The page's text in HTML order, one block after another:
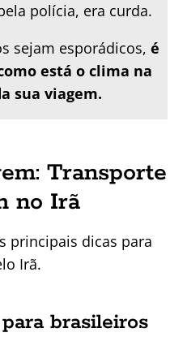
polícia, era curda.
sejam esporádicos, é
está o clima na
sua viagem.
Transporte
no Irã
principais dicas para
Irã.
brasileiros